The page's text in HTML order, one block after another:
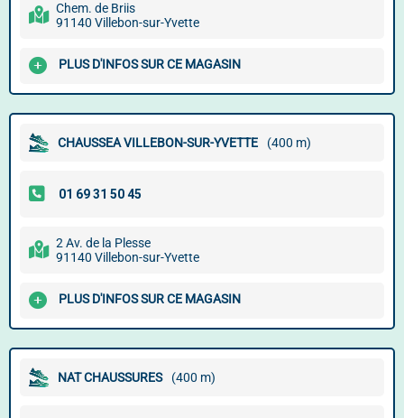
Chem. de Briis
91140 Villebon-sur-Yvette
PLUS D'INFOS SUR CE MAGASIN
CHAUSSEA VILLEBON-SUR-YVETTE (400 m)
2 Av. de la Plesse
91140 Villebon-sur-Yvette
PLUS D'INFOS SUR CE MAGASIN
NAT CHAUSSURES (400 m)